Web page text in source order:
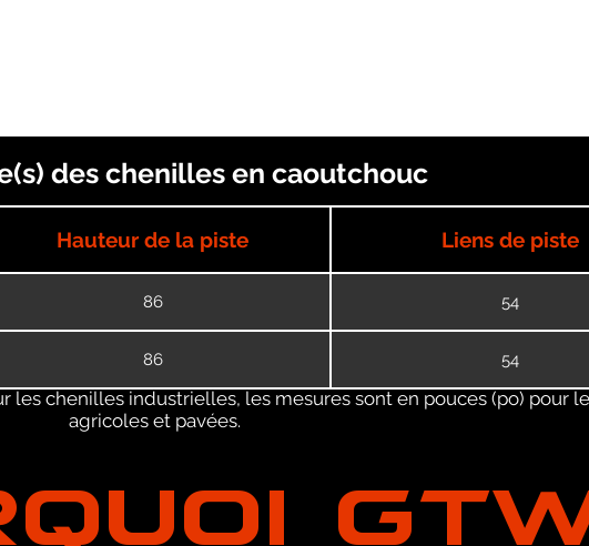
des chenilles en caoutchouc
Hauteur de la piste Liens de piste
86 54
86 54
les chenilles industrielles, les mesures sont en pouces (po) pour
agricoles et pavées.